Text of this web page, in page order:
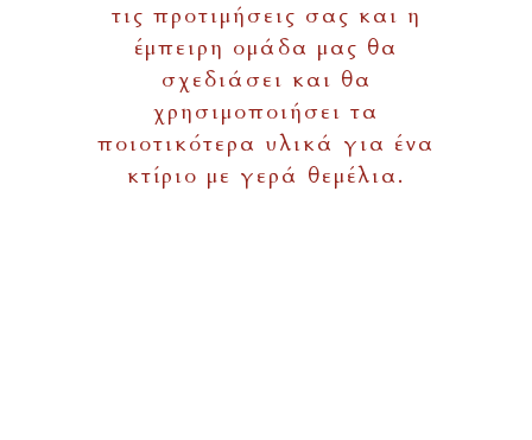
τις προτιμήσεις σας και η
έμπειρη ομάδα μας θα
σχεδιάσει και θα
χρησιμοποιήσει τα
ποιοτικότερα υλικά για ένα
κτίριο με γερά θεμέλια.